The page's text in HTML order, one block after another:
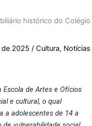
histórico do Colégio
de 2025 / Cultura, Notícias
Escola de Artes e Ofícios
e cultural, o qual
a adolescentes de 14 a